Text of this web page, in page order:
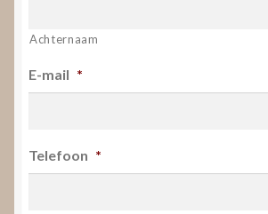
Achternaam
E-mail *
Telefoon *